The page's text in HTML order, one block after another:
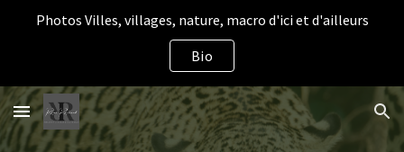
Skip to main content
Photos Villes, villages, nature, macro d'ici et d'ailleurs
Bio